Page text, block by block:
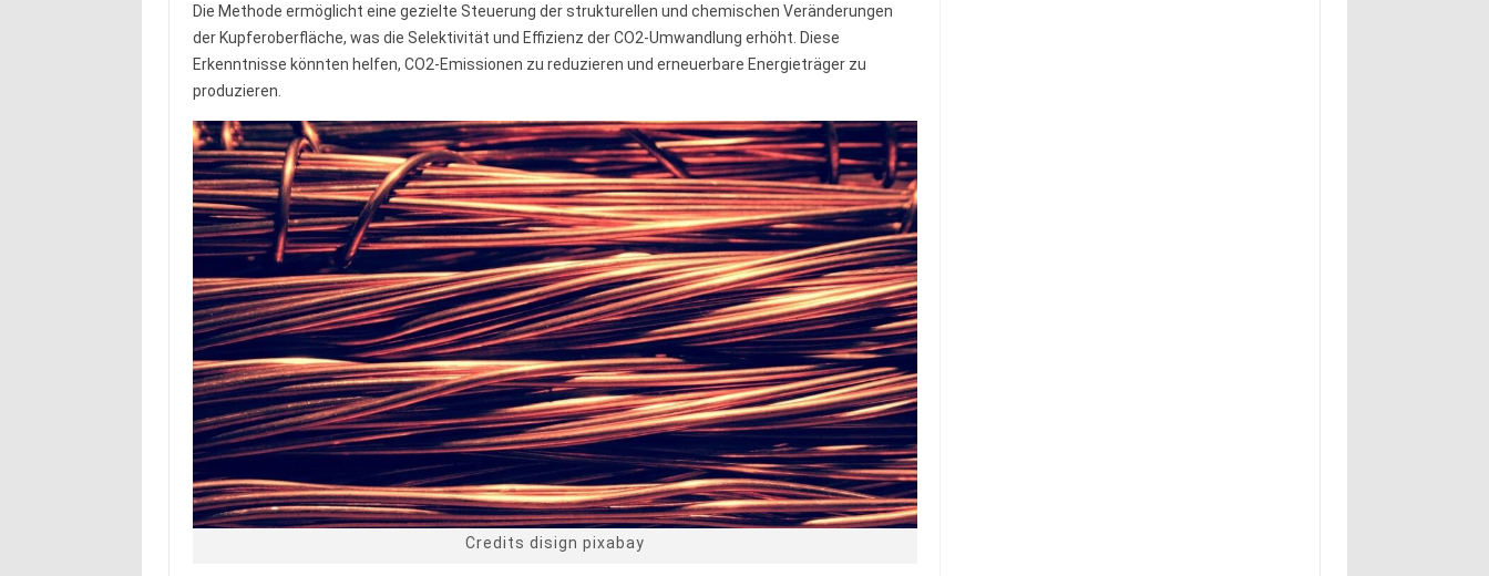
Die Methode ermöglicht eine gezielte Steuerung der strukturellen und chemischen Veränderungen
der Kupferoberfläche, was die Selektivität und Effizienz der CO2-Umwandlung erhöht. Diese
Erkenntnisse könnten helfen, CO2-Emissionen zu reduzieren und erneuerbare Energieträger zu
produzieren.
Credits disign pixabay